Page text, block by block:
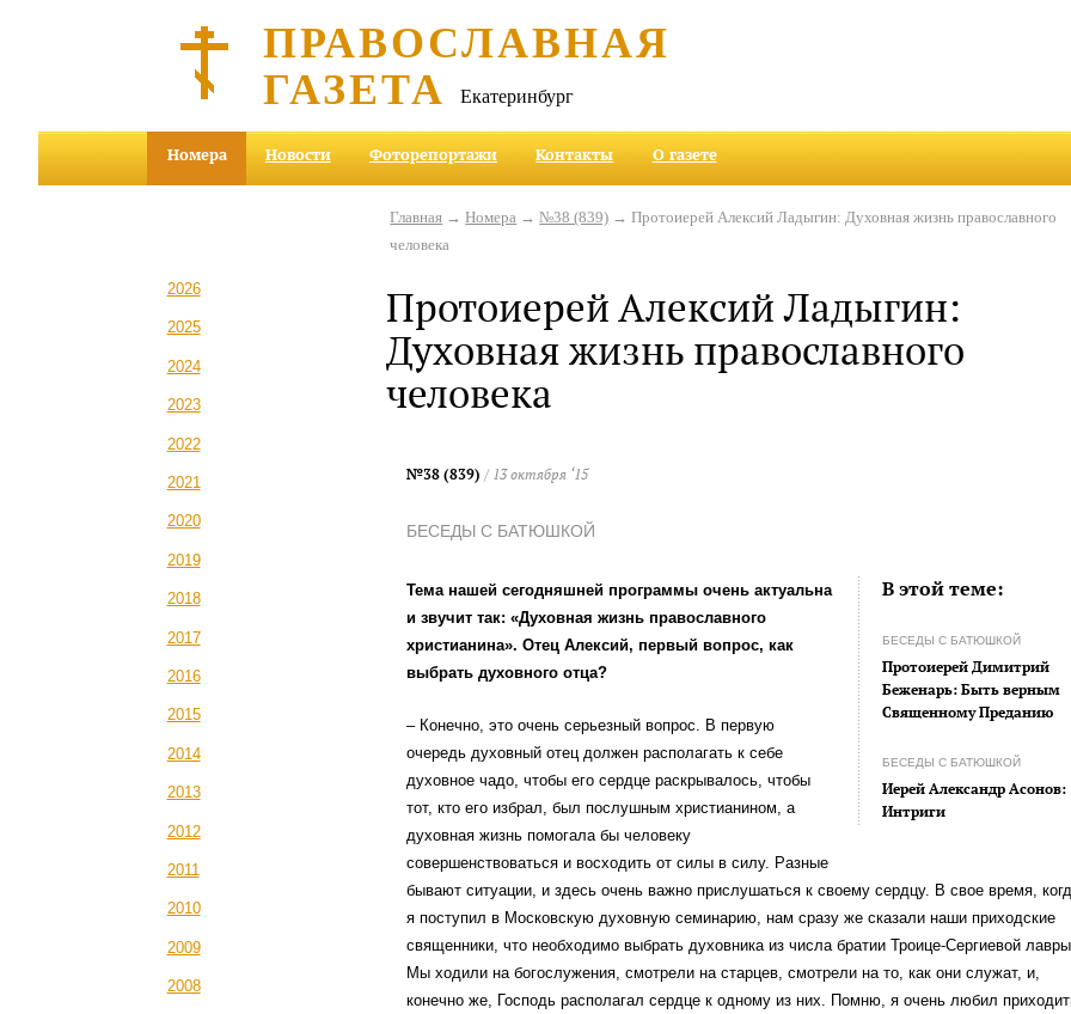
ПРАВОСЛАВНАЯ
ГАЗЕТА Екатеринбург
Номера Новости Фоторепортажи Контакты О газете
2026
2025
2024
2023
2022
2021
2020
2019
2018
2017
2016
2015
2014
2013
2012
2011
2010
2009
2008
Главная →Номера →№38 (839) → Протоиерей Алексий Ладыгин: Духовная жизнь православного
человека
Протоиерей Алексий Ладыгин:
Духовная жизнь православного
человека
№38 (839) / 13 октября ‘15
БЕСЕДЫ С БАТЮШКОЙ
В этой теме:
БЕСЕДЫ С БАТЮШКОЙ
Протоиерей Димитрий
Беженарь: Быть верным
Священному Преданию
БЕСЕДЫ С БАТЮШКОЙ
Иерей Александр Асонов:
Интриги
Тема нашей сегодняшней программы очень актуальна
и звучит так: «Духовная жизнь православного
христианина». Отец Алексий, первый вопрос, как
выбрать духовного отца?
– Конечно, это очень серьезный вопрос. В первую
очередь духовный отец должен располагать к себе
духовное чадо, чтобы его сердце раскрывалось, чтобы
тот, кто его избрал, был послушным христианином, а
духовная жизнь помогала бы человеку
совершенствоваться и восходить от силы в силу. Разные
бывают ситуации, и здесь очень важно прислушаться к своему сердцу. В свое время,
я поступил в Московскую духовную семинарию, нам сразу же сказали наши приходские
священники, что необходимо выбрать духовника из числа братии Троице-Сергиевой лавры.
Мы ходили на богослужения, смотрели на старцев, смотрели на то, как они служат, и,
конечно же, Господь располагал сердце к одному из них. Помню, я очень любил